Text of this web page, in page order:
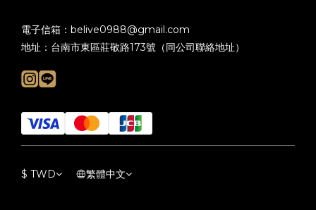
電子信箱：belive0988@gmail.com
地址：台南市東區莊敬路173號（同公司聯絡地址）
$ TWD 繁體中文